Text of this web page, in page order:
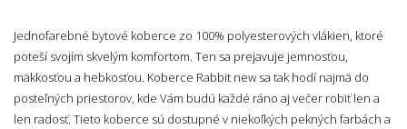
Jednofarebné bytové koberce zo 100% polyesterových vlákien, ktoré
poteší svojím skvelým komfortom. Ten sa prejavuje jemnosťou,
mäkkosťou a hebkosťou. Koberce Rabbit new sa tak hodí najmä do
posteľných priestorov, kde Vám budú každé ráno aj večer robiť len a
len radosť. Tieto koberce sú dostupné v niekoľkých pekných farbách a